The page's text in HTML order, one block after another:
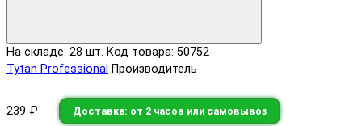
На складе: 28 шт. Код товара: 50752
Tytan Professional Производитель
239 ₽ Доставка: от 2 часов или самовывоз